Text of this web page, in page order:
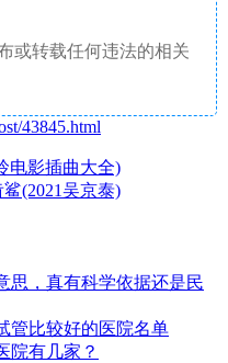
或转载任何违法的相关
43845.html
电影插曲大全)
(2021吴京泰)
思，真有科学依据还是民
管比较好的医院名单
院有几家？